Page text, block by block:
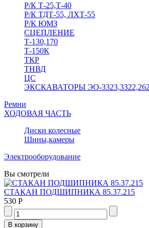
Р/К Т-25,Т-40
Р/К ТДТ-55, ЛХТ-55
Р/К ЮМЗ
СЦЕПЛЕНИЕ
Т-130,170
Т-150К
ТКР
ТНВД
ЦС
ЭКСКАВАТОРЫ ЭО-
Ремни
ХОДОВАЯ ЧАСТЬ
Диски колесные
Шины,камеры
Электрооборудование
Вы смотрели
СТАКАН ПОДШИПНИКА 85.37.215
530 Р